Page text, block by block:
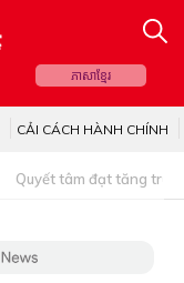
ភាសាខ្មែរ
CẢI CÁCH HÀNH CHÍNH
Quyết tâm đạt tăng